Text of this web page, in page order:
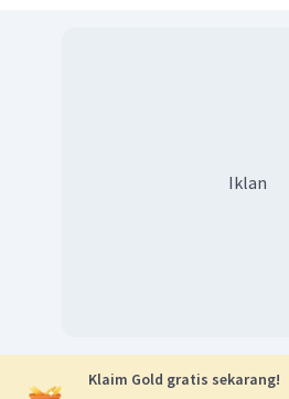
Iklan
Klaim Gold gratis sekarang!